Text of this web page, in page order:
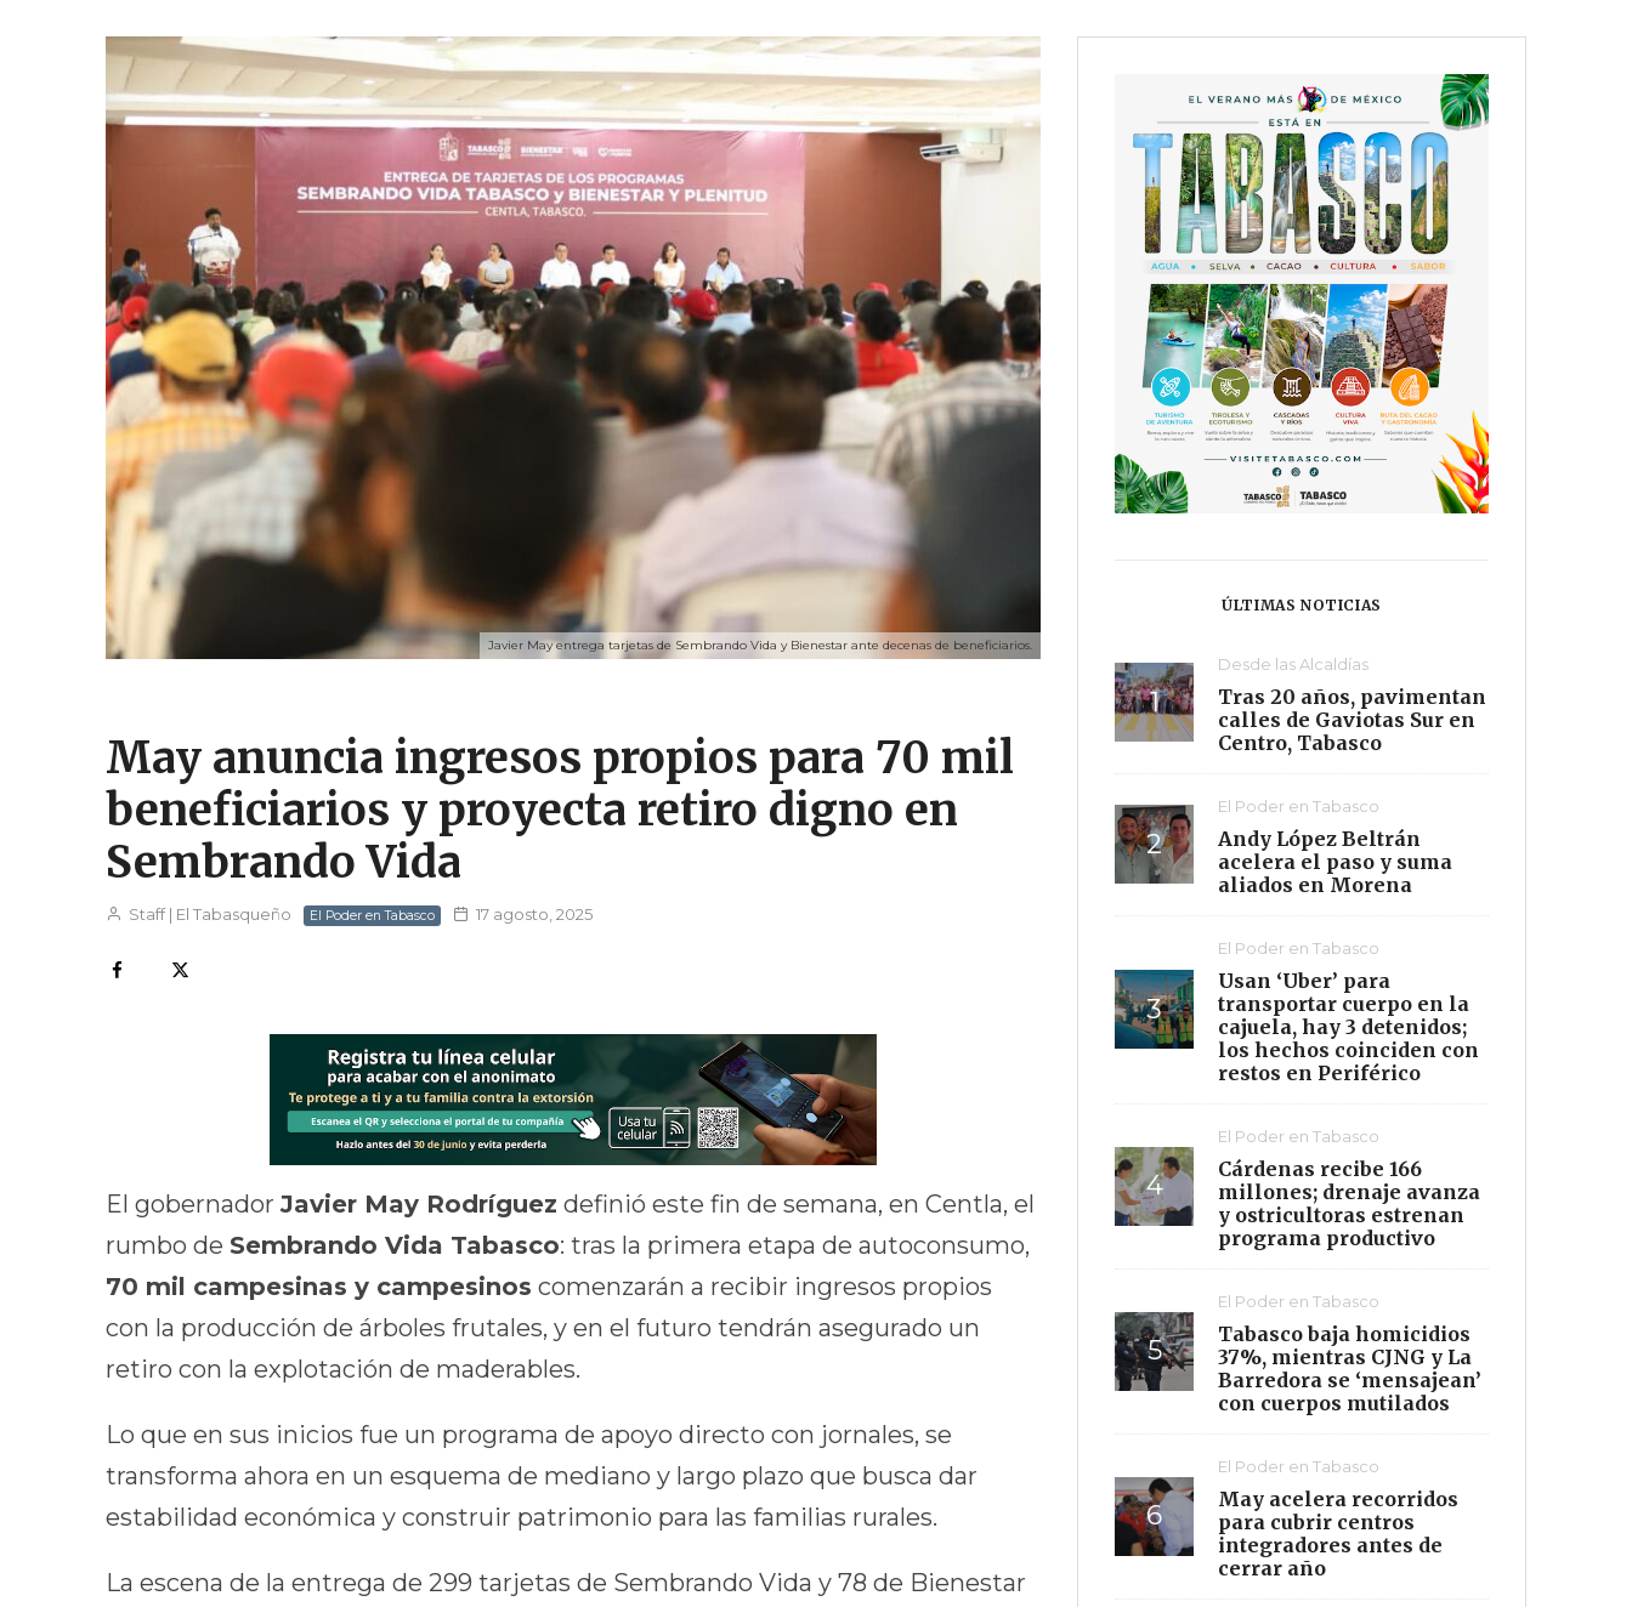
Javier May entrega tarjetas de Sembrando Vida y Bienestar ante decenas de beneficiarios.
May anuncia ingresos propios para 70 mil
beneficiarios y proyecta retiro digno en
Sembrando Vida
Staff | El Tabasqueño El Poder en Tabasco 17 agosto, 2025
El gobernador Javier May Rodríguez definió este fin de semana, en Centla, el
rumbo de Sembrando Vida Tabasco: tras la primera etapa de autoconsumo,
70 mil campesinas y campesinos comenzarán a recibir ingresos propios
con la producción de árboles frutales, y en el futuro tendrán asegurado un
retiro con la explotación de maderables.
Lo que en sus inicios fue un programa de apoyo directo con jornales, se
transforma ahora en un esquema de mediano y largo plazo que busca dar
estabilidad económica y construir patrimonio para las familias rurales.
La escena de la entrega de 299 tarjetas de Sembrando Vida y 78 de Bienestar
ÚLTIMAS NOTICIAS
Desde las Alcaldías
Tras 20 años, pavimentan
calles de Gaviotas Sur en
Centro, Tabasco
El Poder en Tabasco
Andy López Beltrán
acelera el paso y suma
aliados en Morena
El Poder en Tabasco
Usan ‘Uber’ para
transportar cuerpo en la
cajuela, hay 3 detenidos;
los hechos coinciden con
restos en Periférico
El Poder en Tabasco
Cárdenas recibe 166
millones; drenaje avanza
y ostricultoras estrenan
programa productivo
El Poder en Tabasco
Tabasco baja homicidios
37%, mientras CJNG y La
Barredora se ‘mensajean’
con cuerpos mutilados
El Poder en Tabasco
May acelera recorridos
para cubrir centros
integradores antes de
cerrar año